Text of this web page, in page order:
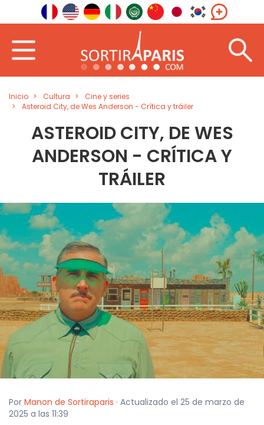
Inicio Cultura
Cine y series
Asteroid City, de Wes Anderson - Crítica y tráiler
ASTEROID CITY, DE WES
ANDERSON - CRÍTICA Y
TRÁILER
Por Manon de Sortiraparis · Actualizado el 25 de marzo de
2025 a las 11:39